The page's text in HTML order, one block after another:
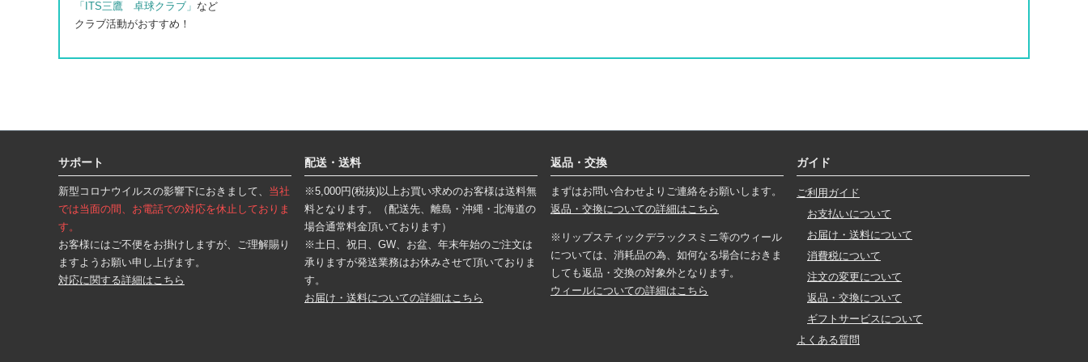
「ITS三鷹 卓球クラブ」 など
クラブ活動がおすすめ！
サポート
新型コロナウイルスの影響下におきまして、 当社
では当面の間、お電話での対応を休止しておりま
す。
お客様にはご不便をお掛けしますが、ご理解賜り
ますようお願い申し上げます。
対応に関する詳細はこちら
配送・送料
※5,000円(税抜)以上お買い求めのお客様は送料無
料となります。（配送先、離島・沖縄・北海道の
場合通常料金頂いております）
※土日、祝日、GW、お盆、年末年始のご注文は
承りますが発送業務はお休みさせて頂いておりま
す。
お届け・送料についての詳細はこちら
返品・交換
まずはお問い合わせよりご連絡をお願いします。
返品・交換についての詳細はこちら
※リップスティックデラックスミニ等のウィール
については、消耗品の為、如何なる場合におきま
しても返品・交換の対象外となります。
ウィールについての詳細はこちら
ガイド
ご利用ガイド
お支払いについて
お届け・送料について
消費税について
注文の変更について
返品・交換について
ギフトサービスについて
よくある質問